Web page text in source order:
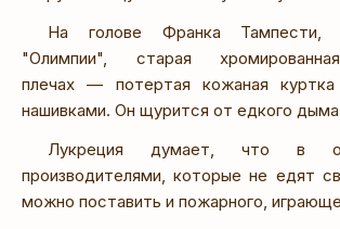
На голове Франка Тампести,
"Олимпии", старая
плечах — потертая кожаная
нашивками. Он щурится от едкого
Лукреция думает, что в
производителями, которые не едят
можно поставить и пожарного,